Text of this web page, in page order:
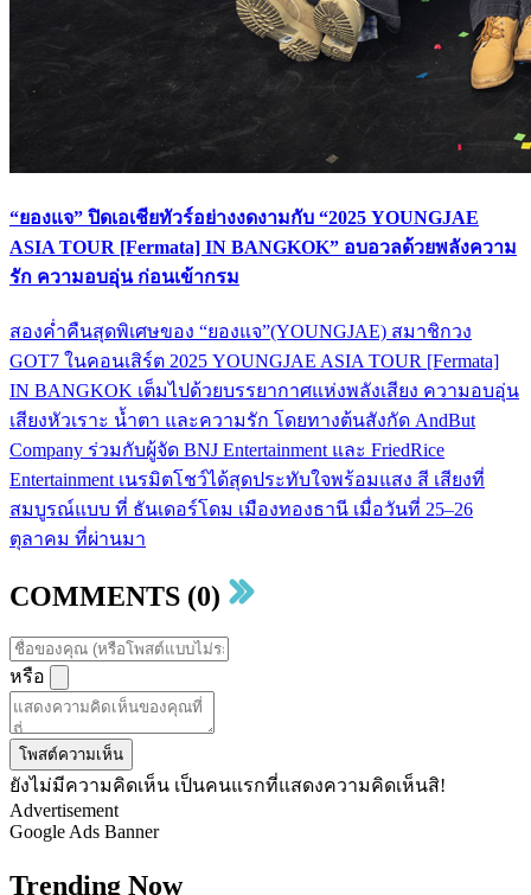
“ยองแจ” ปิดเอเชียทัวร์อย่างงดงามกับ “2025 YOUNGJAE
ASIA TOUR [Fermata] IN BANGKOK” อบอวลด้วยพลังความ
รัก ความอบอุ่น ก่อนเข้ากรม
สองค่ำคืนสุดพิเศษของ “ยองแจ”(YOUNGJAE) สมาชิกวง
GOT7 ในคอนเสิร์ต 2025 YOUNGJAE ASIA TOUR [Fermata]
IN BANGKOK เต็มไปด้วยบรรยากาศแห่งพลังเสียง ความอบอุ่น
เสียงหัวเราะ น้ำตา และความรัก โดยทางต้นสังกัด AndBut
Company ร่วมกับผู้จัด BNJ Entertainment และ FriedRice
Entertainment เนรมิตโชว์ได้สุดประทับใจพร้อมแสง สี เสียงที่
สมบูรณ์แบบ ที่ ธันเดอร์โดม เมืองทองธานี เมื่อวันที่ 25–26
ตุลาคม ที่ผ่านมา
COMMENTS (0)
หรือ
โพสต์ความเห็น
ยังไม่มีความคิดเห็น เป็นคนแรกที่แสดงความคิดเห็นสิ!
Advertisement
Google Ads Banner
Trending Now